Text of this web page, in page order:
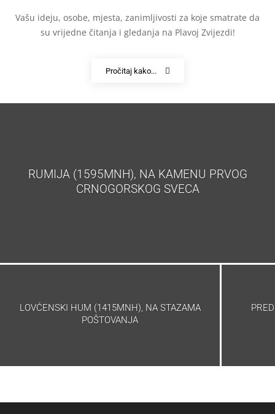
Vašu ideju, osobe, mjesta, zanimljivosti za koje smatrate da
su vrijedne čitanja i gledanja na Plavoj Zvijezdi!
Pročitaj kako...
RUMIJA (1595MNH), NA KAMENU PRVOG
CRNOGORSKOG SVECA
LOVĆENSKI HUM (1415MNH), NA STAZAMA
POŠTOVANJA